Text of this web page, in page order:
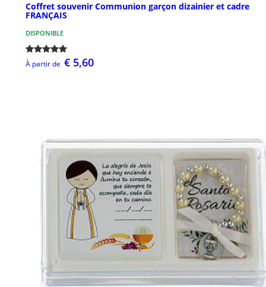
Coffret souvenir Communion garçon dizainier et cadre
FRANÇAIS
DISPONIBLE
À partir de € 5,60